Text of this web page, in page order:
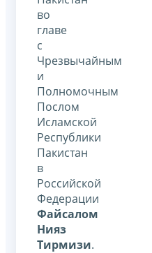
во
главе
с
Чрезвычайным
и
Полномочным
Послом
Исламской
Республики
Пакистан
в
Российской
Федерации
Файсалом
Нияз
Тирмизи.